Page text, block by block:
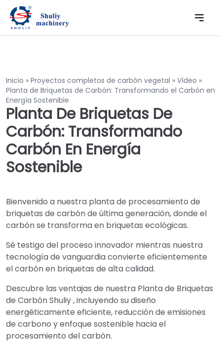
Inicio » Proyectos completos de carbón vegetal » Vídeo »
Planta de Briquetas de Carbón: Transformando el Carbón en
Energía Sostenible
Planta De Briquetas De
Carbón: Transformando
Carbón En Energía
Sostenible
Bienvenido a nuestra planta de procesamiento de
briquetas de carbón de última generación, donde el
carbón se transforma en briquetas ecológicas.
Sé testigo del proceso innovador mientras nuestra
tecnología de vanguardia convierte eficientemente
el carbón en briquetas de alta calidad.
Descubre las ventajas de nuestra Planta de Briquetas
de Carbón Shuliy , incluyendo su diseño
energéticamente eficiente, reducción de emisiones
de carbono y enfoque sostenible hacia el
procesamiento del carbón.